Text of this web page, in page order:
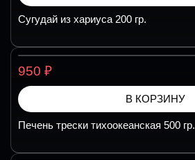
Сугудай из хариуса 200 гр.
950 ₽
В КОРЗИНУ
Печень трески тихоокеанская 500 гр.